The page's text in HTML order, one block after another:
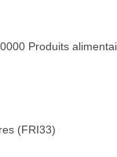
Produits
(FRI33)